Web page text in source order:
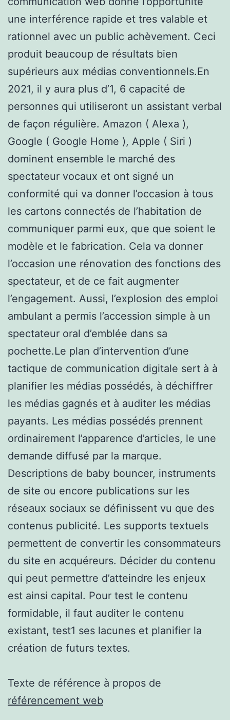
une interférence rapide et tres valable et
rationnel avec un public achèvement. Ceci
produit beaucoup de résultats bien
supérieurs aux médias conventionnels.En
2021, il y aura plus d’1, 6 capacité de
personnes qui utiliseront un assistant verbal
de façon régulière. Amazon ( Alexa ),
Google ( Google Home ), Apple ( Siri )
dominent ensemble le marché des
spectateur vocaux et ont signé un
conformité qui va donner l’occasion à tous
les cartons connectés de l’habitation de
communiquer parmi eux, que que soient le
modèle et le fabrication. Cela va donner
l’occasion une rénovation des fonctions des
spectateur, et de ce fait augmenter
l’engagement. Aussi, l’explosion des emploi
ambulant a permis l’accession simple à un
spectateur oral d’emblée dans sa
pochette.Le plan d’intervention d’une
tactique de communication digitale sert à à
planifier les médias possédés, à déchiffrer
les médias gagnés et à auditer les médias
payants. Les médias possédés prennent
ordinairement l’apparence d’articles, le une
demande diffusé par la marque.
Descriptions de baby bouncer, instruments
de site ou encore publications sur les
réseaux sociaux se définissent vu que des
contenus publicité. Les supports textuels
permettent de convertir les consommateurs
du site en acquéreurs. Décider du contenu
qui peut permettre d’atteindre les enjeux
est ainsi capital. Pour test le contenu
formidable, il faut auditer le contenu
existant, test1 ses lacunes et planifier la
création de futurs textes.
Texte de référence à propos de
référencement web